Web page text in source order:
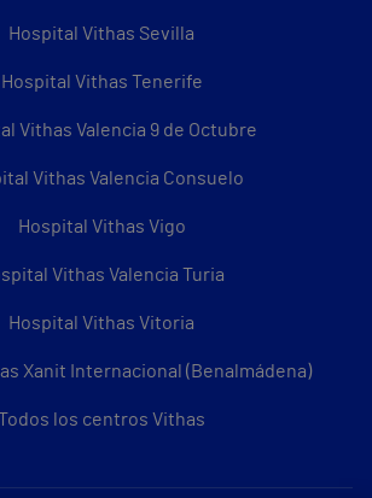
Hospital Vithas Sevilla
Hospital Vithas Tenerife
Vithas Valencia 9 de Octubre
Vithas Valencia Consuelo
Hospital Vithas Vigo
Vithas Valencia Turia
Hospital Vithas Vitoria
Xanit Internacional (Benalmádena)
los centros Vithas